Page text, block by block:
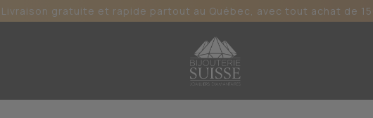
Livraison gratuite et rapide partout au Québec, avec tout achat de